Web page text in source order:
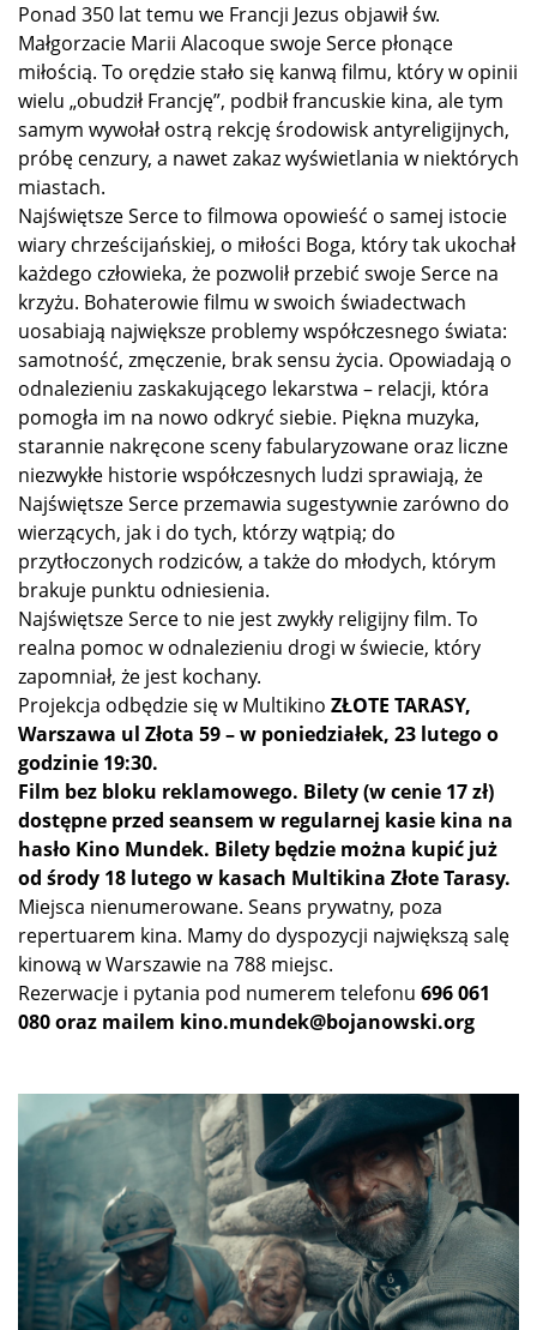
Ponad 350 lat temu we Francji Jezus objawił św.
Małgorzacie Marii Alacoque swoje Serce płonące
miłością. To orędzie stało się kanwą filmu, który w opinii
wielu „obudził Francję”, podbił francuskie kina, ale tym
samym wywołał ostrą rekcję środowisk antyreligijnych,
próbę cenzury, a nawet zakaz wyświetlania w niektórych
miastach.
Najświętsze Serce to filmowa opowieść o samej istocie
wiary chrześcijańskiej, o miłości Boga, który tak ukochał
każdego człowieka, że pozwolił przebić swoje Serce na
krzyżu. Bohaterowie filmu w swoich świadectwach
uosabiają największe problemy współczesnego świata:
samotność, zmęczenie, brak sensu życia. Opowiadają o
odnalezieniu zaskakującego lekarstwa – relacji, która
pomogła im na nowo odkryć siebie. Piękna muzyka,
starannie nakręcone sceny fabularyzowane oraz liczne
niezwykłe historie współczesnych ludzi sprawiają, że
Najświętsze Serce przemawia sugestywnie zarówno do
wierzących, jak i do tych, którzy wątpią; do
przytłoczonych rodziców, a także do młodych, którym
brakuje punktu odniesienia.
Najświętsze Serce to nie jest zwykły religijny film. To
realna pomoc w odnalezieniu drogi w świecie, który
zapomniał, że jest kochany.
Projekcja odbędzie się w Multikino ZŁOTE TARASY,
Warszawa ul Złota 59 – w poniedziałek, 23 lutego o
godzinie 19:30.
Film bez bloku reklamowego. Bilety (w cenie 17 zł)
dostępne przed seansem w regularnej kasie kina na
hasło Kino Mundek. Bilety będzie można kupić już
od środy 18 lutego w kasach Multikina Złote Tarasy.
Miejsca nienumerowane. Seans prywatny, poza
repertuarem kina. Mamy do dyspozycji największą salę
kinową w Warszawie na 788 miejsc.
Rezerwacje i pytania pod numerem telefonu 696 061
080 oraz mailem kino.mundek@bojanowski.org